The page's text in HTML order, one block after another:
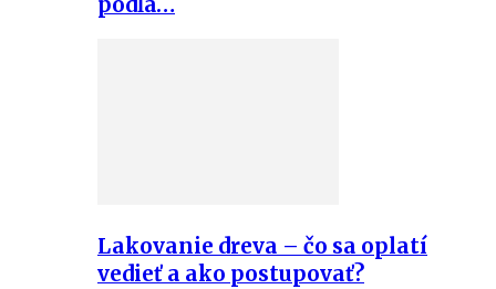
Lakovanie dreva – čo sa oplatí
vedieť a ako postupovať?